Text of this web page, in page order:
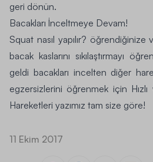
geri dönün.
Bacakları İnceltmeye Devam!
Squat nasıl yapılır? öğrendiğinize
bacak kaslarını sıkılaştırmayı
geldi bacakları incelten diğer
egzersizlerini öğrenmek için
Hareketleri yazımız tam size göre!
11 Ekim 2017